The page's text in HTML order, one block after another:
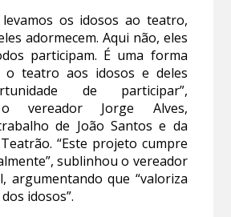
levamos os idosos ao teatro,
adormecem. Aqui não, eles
participam. É uma forma
o teatro aos idosos e deles
de participar”,
vereador Jorge Alves,
de João Santos e da
“Este projeto cumpre
sublinhou o vereador
argumentando que “valoriza
idosos”.